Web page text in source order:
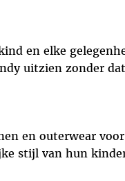
en elke
uitzien zonder
en outerwear
stijl van hun